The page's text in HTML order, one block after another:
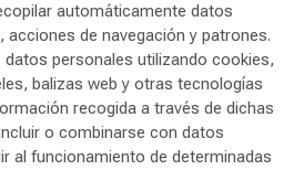
automáticamente datos
de navegación y patrones.
personales utilizando cookies,
balizas web y otras tecnologías
recogida a través de dichas
o combinarse con datos
al funcionamiento de determinadas